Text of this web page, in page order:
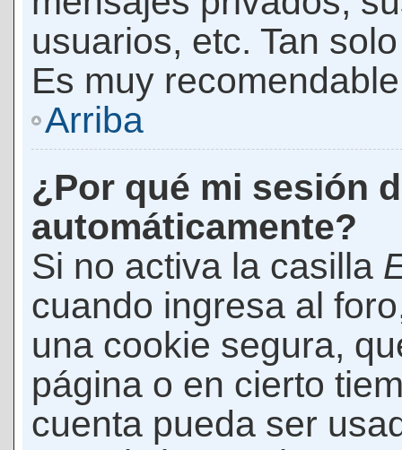
usuarios, etc. Tan
Es muy
Arriba
¿Por qué mi sesión
automáticamente?
Si no activa la casilla
cuando ingresa al
una cookie segura,
página o en cierto
cuenta pueda ser